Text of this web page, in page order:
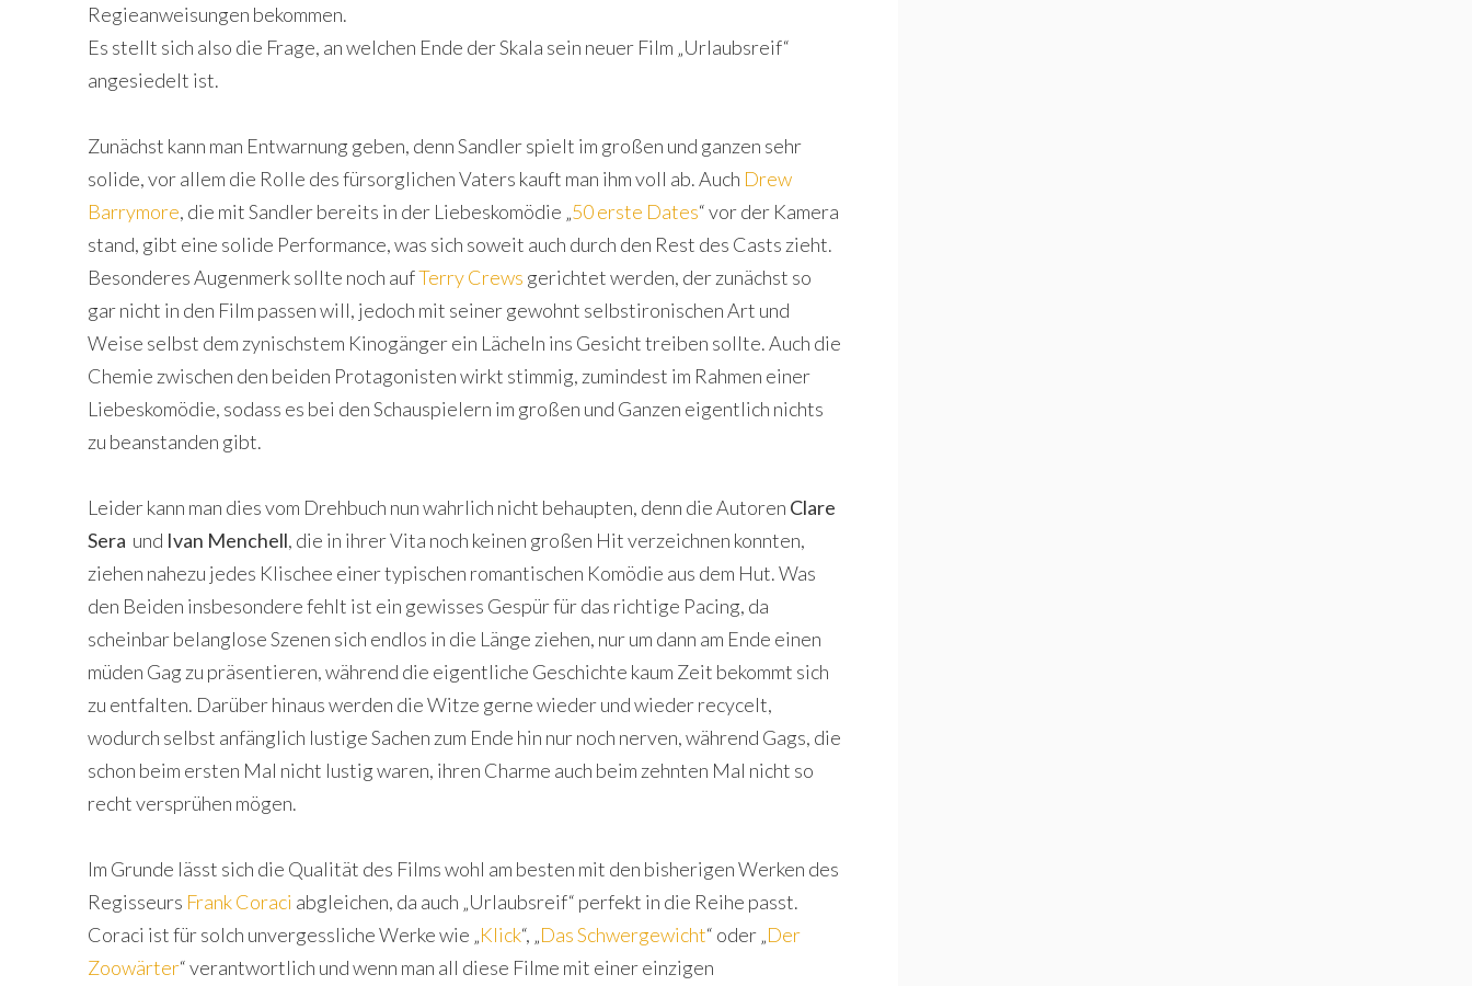
Regieanweisungen bekommen.
Es stellt sich also die Frage, an welchen Ende der Skala sein neuer Film „Urlaubsreif“
angesiedelt ist.
Zunächst kann man Entwarnung geben, denn Sandler spielt im großen und ganzen sehr
solide, vor allem die Rolle des fürsorglichen Vaters kauft man ihm voll ab. Auch Drew
Barrymore, die mit Sandler bereits in der Liebeskomödie „50 erste Dates“ vor der Kamera
stand, gibt eine solide Performance, was sich soweit auch durch den Rest des Casts zieht.
Besonderes Augenmerk sollte noch aufTerry Crews gerichtet werden, der zunächst so
gar nicht in den Film passen will, jedoch mit seiner gewohnt selbstironischen Art und
Weise selbst dem zynischstem Kinogänger ein Lächeln ins Gesicht treiben sollte. Auch die
Chemie zwischen den beiden Protagonisten wirkt stimmig, zumindest im Rahmen einer
Liebeskomödie, sodass es bei den Schauspielern im großen und Ganzen eigentlich nichts
zu beanstanden gibt.
Leider kann man dies vom Drehbuch nun wahrlich nicht behaupten, denn die Autoren Clare
Sera und Ivan Menchell, die in ihrer Vita noch keinen großen Hit verzeichnen konnten,
ziehen nahezu jedes Klischee einer typischen romantischen Komödie aus dem Hut. Was
den Beiden insbesondere fehlt ist ein gewisses Gespür für das richtige Pacing, da
scheinbar belanglose Szenen sich endlos in die Länge ziehen, nur um dann am Ende einen
müden Gag zu präsentieren, während die eigentliche Geschichte kaum Zeit bekommt sich
zu entfalten. Darüber hinaus werden die Witze gerne wieder und wieder recycelt,
wodurch selbst anfänglich lustige Sachen zum Ende hin nur noch nerven, während Gags, die
schon beim ersten Mal nicht lustig waren, ihren Charme auch beim zehnten Mal nicht so
recht versprühen mögen.
Im Grunde lässt sich die Qualität des Films wohl am besten mit den bisherigen Werken des
Regisseurs Frank Coraci abgleichen, da auch „Urlaubsreif“ perfekt in die Reihe passt.
Coraci ist für solch unvergessliche Werke wie „Klick“, „Das Schwergewicht“ oder „Der
Zoowärter“ verantwortlich und wenn man all diese Filme mit einer einzigen